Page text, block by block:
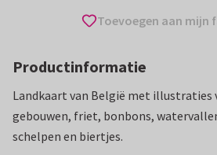
Toevoegen aan mijn
Productinformatie
Landkaart van België met illustraties
gebouwen, friet, bonbons,
schelpen en biertjes.